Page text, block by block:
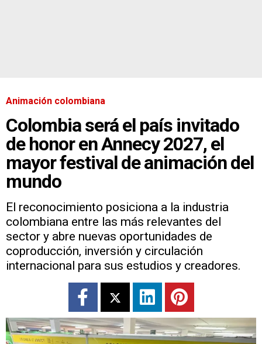
Animación colombiana
Colombia será el país invitado
de honor en Annecy 2027, el
mayor festival de animación del
mundo
El reconocimiento posiciona a la industria
colombiana entre las más relevantes del
sector y abre nuevas oportunidades de
coproducción, inversión y circulación
internacional para sus estudios y creadores.